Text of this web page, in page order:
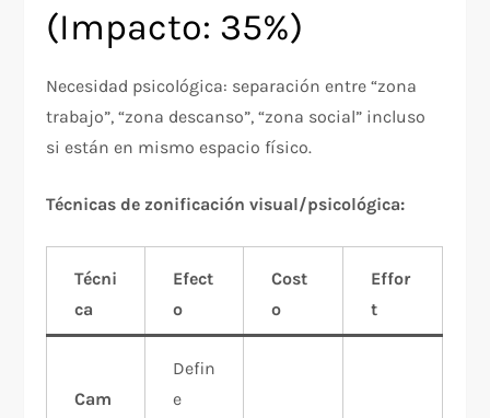
(Impacto: 35%)
Necesidad psicológica: separación entre “zona
trabajo”, “zona descanso”, “zona social” incluso
si están en mismo espacio físico.
Técnicas de zonificación visual/psicológica:
Técni
ca
Efect
o
Cost
o
Effor
t
Cam
Defin
e